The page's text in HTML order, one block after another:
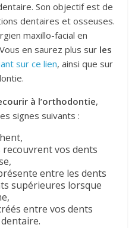
Son objectif est de
dentaires et osseuses.
maxillo-facial en
en saurez plus sur les
sur ce lien, ainsi que sur
à l’orthodontie,
signes suivants :
vos dents
entre les dents
supérieures lorsque
entre vos dents